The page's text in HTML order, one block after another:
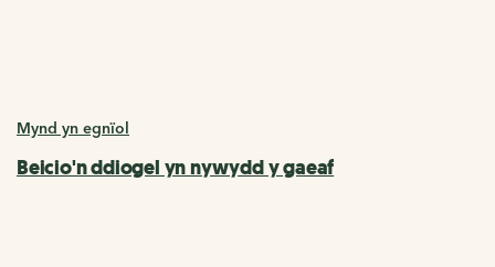
Mynd yn egnïol
Beicio'n ddiogel yn nywydd y gaeaf